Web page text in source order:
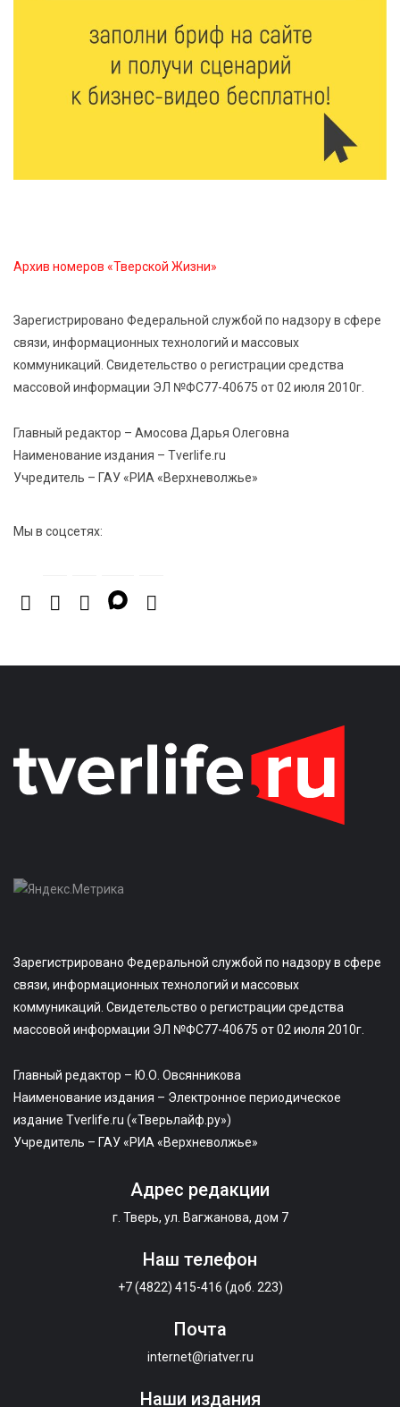
округе выявили нарушения на сельхозучастке
8 Авг 2026 15:37 372
Светофор, ЮИДовцы и ГИБДД: в Ржевском округе
8 Авг 2026 14:23 343
8 Авг 2026 14:14 597
Виталий Королев запустил веловолну на Волге в
Калязине
Архив номеров «Тверской Жизни»
Зарегистрировано Федеральной службой по надзору в сфере
связи, информационных технологий и массовых
коммуникаций. Свидетельство о регистрации средства
массовой информации ЭЛ №ФС77-40675 от 02 июля 2010г.
Главный редактор – Амосова Дарья Олеговна
Наименование издания – Tverlife.ru
Учредитель – ГАУ «РИА «Верхневолжье»
Мы в соцсетях:
Зарегистрировано Федеральной службой по надзору в сфере
связи, информационных технологий и массовых
коммуникаций. Свидетельство о регистрации средства
массовой информации ЭЛ №ФС77-40675 от 02 июля 2010г.
Главный редактор – Ю.О. Овсянникова
Наименование издания – Электронное периодическое
издание Tverlife.ru («Тверьлайф.ру»)
Учредитель – ГАУ «РИА «Верхневолжье»
Адрес редакции
г. Тверь, ул. Вагжанова, дом 7
Наш телефон
+7 (4822) 415-416 (доб. 223)
Почта
internet@riatver.ru
Наши издания